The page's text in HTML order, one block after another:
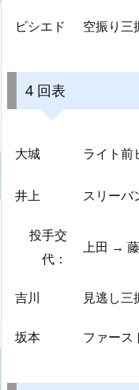
ビシエド 空振り三
4 回表
大城 ライト前
井上 スリーバ
投手交
代：
上田 →
吉川 見逃し三
坂本 ファース